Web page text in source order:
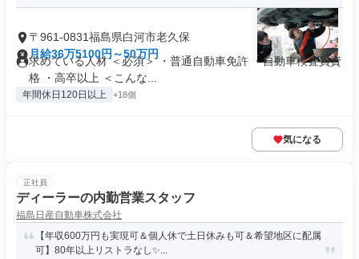
〒961-0831福島県白河市老久保
月給36万5100円～50万円
求めている人材 ＜必須＞ ・普通自動車免許 ・自動車検査員資
格 ・高卒以上 ＜こんな...
年間休日120日以上 +18個
気になる
正社員
ディーラーの内勤営業スタッフ
福島日産自動車株式会社
【年収600万円も実現可＆個人休で土日休みも可＆希望地区に配属
可】80年以上リストラなし✨...